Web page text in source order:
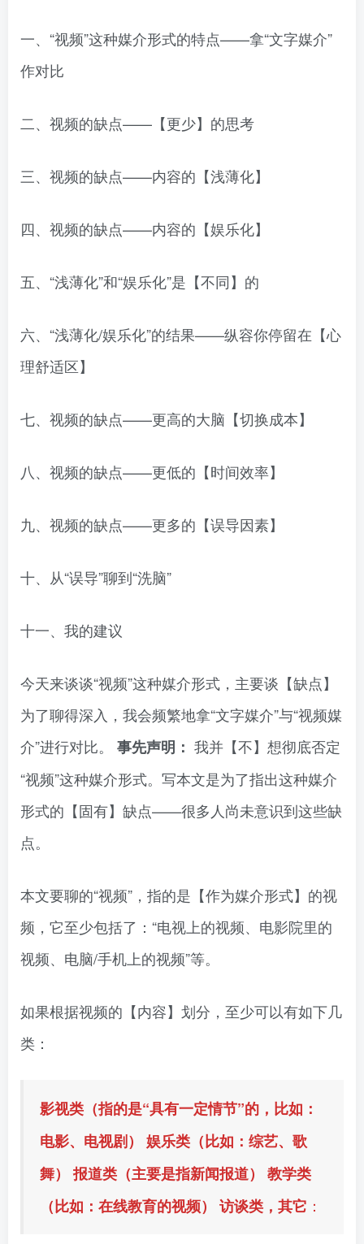
一、“视频”这种媒介形式的特点——拿“文字媒介”
作对比
二、视频的缺点——【更少】的思考
三、视频的缺点——内容的【浅薄化】
四、视频的缺点——内容的【娱乐化】
五、“浅薄化”和“娱乐化”是【不同】的
六、“浅薄化/娱乐化”的结果——纵容你停留在【心
理舒适区】
七、视频的缺点——更高的大脑【切换成本】
八、视频的缺点——更低的【时间效率】
九、视频的缺点——更多的【误导因素】
十、从“误导”聊到“洗脑”
十一、我的建议
今天来谈谈“视频”这种媒介形式，主要谈【缺点】
为了聊得深入，我会频繁地拿“文字媒介”与“视频媒
介”进行对比。 事先声明： 我并【不】想彻底否定
“视频”这种媒介形式。写本文是为了指出这种媒介
形式的【固有】缺点——很多人尚未意识到这些缺
点。
本文要聊的“视频”，指的是【作为媒介形式】的视
频，它至少包括了：“电视上的视频、电影院里的
视频、电脑/手机上的视频”等。
如果根据视频的【内容】划分，至少可以有如下几
类：
影视类（指的是“具有一定情节”的，比如：
电影、电视剧） 娱乐类（比如：综艺、歌
舞） 报道类（主要是指新闻报道） 教学类
（比如：在线教育的视频） 访谈类，其它 ：